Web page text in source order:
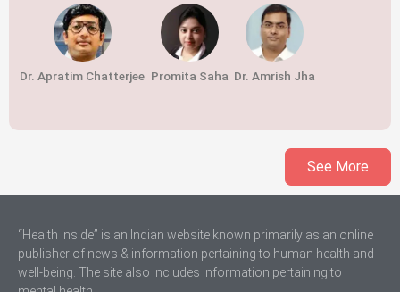
Dr. Apratim Chatterjee Promita Saha Dr. Amrish Jha
See More
“Health Inside” is an Indian website known primarily as an online
publisher of news & information pertaining to human health and
well-being. The site also includes information pertaining to